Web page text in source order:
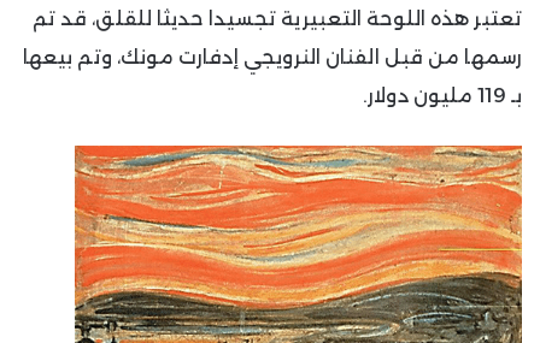
تعتبر هذه اللوحة التعبيرية تجسيدا حديثا للقلق، قد تم
رسمها من قبل الفنان النرويجي إدفارت مونك، وتم بيعها
بـ 119 مليون دولار.